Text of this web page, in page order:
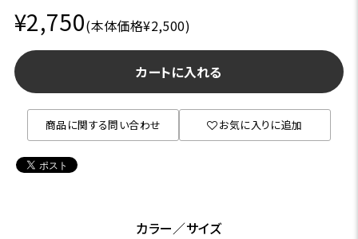
¥2,750(本体価格¥2,500)
カートに入れる
商品に関する問い合わせ お気に入りに追加
カラー／サイズ